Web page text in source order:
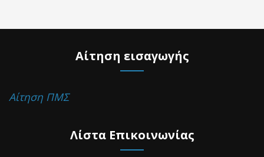
Αίτηση εισαγωγής
Αίτηση ΠΜΣ
Λίστα Επικοινωνίας